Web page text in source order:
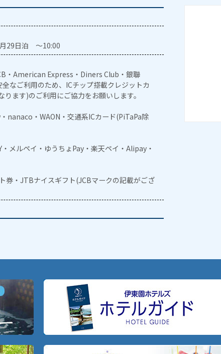
29日泊 ～10:00
・American Express・Diners Club・銀聯
なご利用のため、ICチップ搭載クレジットカ
ます)のご利用にご協力をお願いします。
nanaco・WAON・交通系ICカード(PiTaPa除
・メルペイ・ゆうちょPay・楽天ペイ・Alipay・
券・JTBナイスギフト(JCBマークの記載がござ